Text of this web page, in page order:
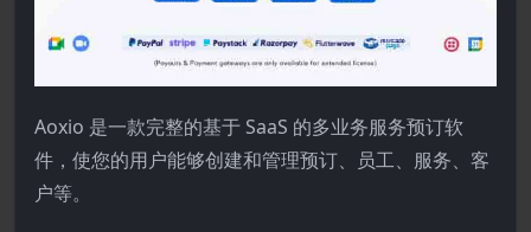
Aoxio 是一款完整的基于 SaaS 的多业务服务预订软
件，使您的用户能够创建和管理预订、员工、服务、客
户等。